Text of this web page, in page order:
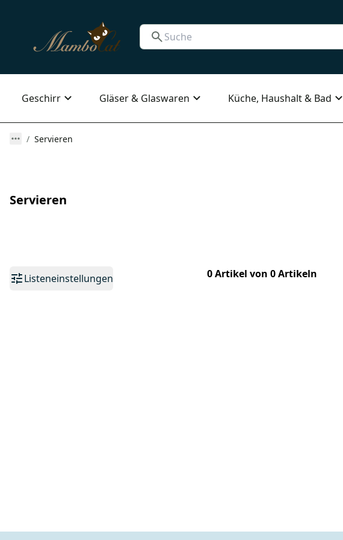
Geschirr Gläser & Glaswaren Küche, Haushalt & Bad
Servieren
Servieren
Listeneinstellungen 0 Artikel von 0 Artikeln